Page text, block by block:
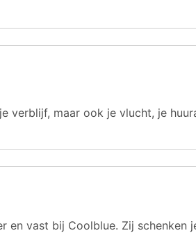
verblijf, maar ook je vlucht, je
en vast bij Coolblue. Zij schenken